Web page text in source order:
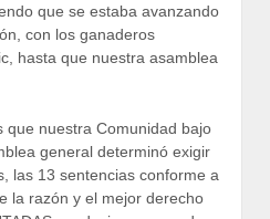
que se estaba avanzando
con los ganaderos
hasta que nuestra asamblea
que nuestra Comunidad bajo
general determinó exigir
las 13 sentencias conforme a
la razón y el mejor derecho